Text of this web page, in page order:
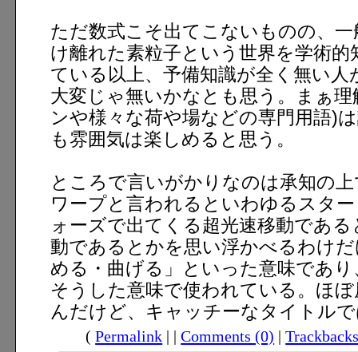
ただ数式こそ出てこないものの、
け離れた素粒子という世界を学術
ている以上、予備知識が全く無い人
大変じゃ無いかなとも思う。まぁ
ンや様々な荷や場などの専門用語)
も雰囲気は楽しめると思う。
ところで言いがかりなのは承知の
ワープと言われるといわゆるスタ
ォーズで出てくる超光速移動であ
動であるとかを思い浮かべるわけ
める・曲げる」といった意味であ
そうした意味で使われている。ほ
んだけど、キャッチーなタイトル
(Permalink | |Comments (0) |